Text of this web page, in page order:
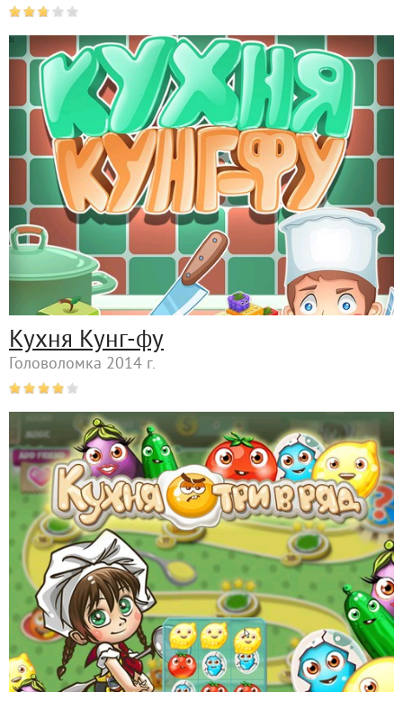
Кухня Кунг-фу
Головоломка 2014 г.